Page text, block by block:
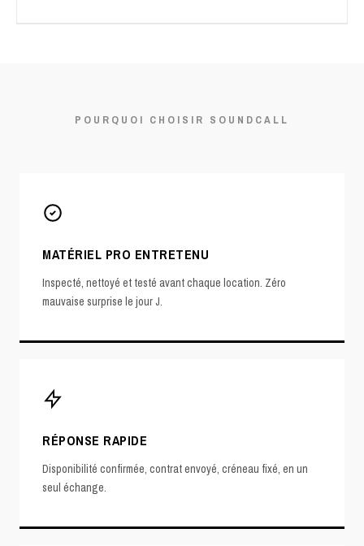
POURQUOI CHOISIR SOUNDCALL
MATÉRIEL PRO ENTRETENU
Inspecté, nettoyé et testé avant chaque location. Zéro
mauvaise surprise le jour J.
RÉPONSE RAPIDE
Disponibilité confirmée, contrat envoyé, créneau fixé, en un
seul échange.